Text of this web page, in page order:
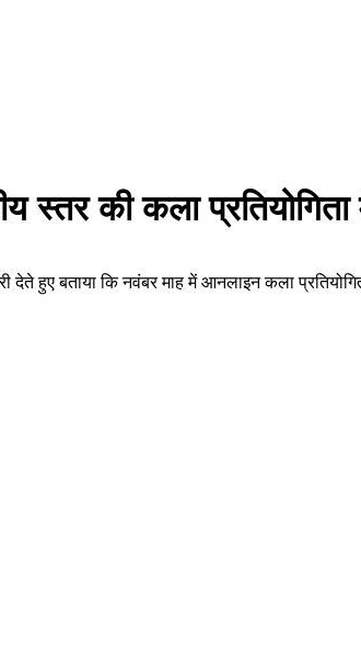
स्तर की कला
देते हुए बताया कि नवंबर माह में आनलाइन कला